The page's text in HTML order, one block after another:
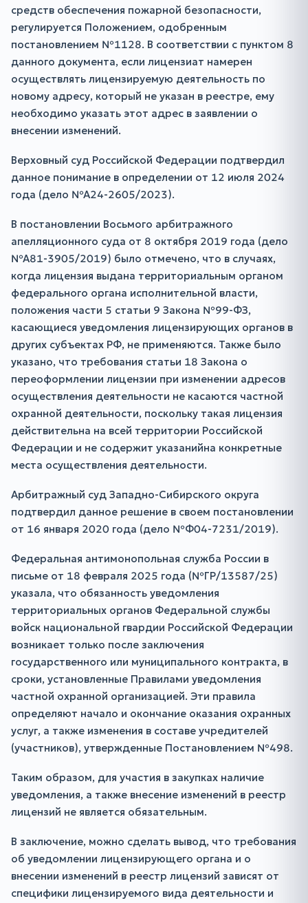
средств обеспечения пожарной безопасности,
регулируется Положением, одобренным
постановлением №1128. В соответствии с пунктом 8
данного документа, если лицензиат намерен
осуществлять лицензируемую деятельность по
новому адресу, который не указан в реестре, ему
необходимо указать этот адрес в заявлении о
внесении изменений.
Верховный суд Российской Федерации подтвердил
данное понимание в определении от 12 июля 2024
года (дело №А24-2605/2023).
В постановлении Восьмого арбитражного
апелляционного суда от 8 октября 2019 года (дело
№А81-3905/2019) было отмечено, что в случаях,
когда лицензия выдана территориальным органом
федерального органа исполнительной власти,
положения части 5 статьи 9 Закона №99-ФЗ,
касающиеся уведомления лицензирующих органов в
других субъектах РФ, не применяются. Также было
указано, что требования статьи 18 Закона о
переоформлении лицензии при изменении адресов
осуществления деятельности не касаются частной
охранной деятельности, поскольку такая лицензия
действительна на всей территории Российской
Федерации и не содержит указанийна конкретные
места осуществления деятельности.
Арбитражный суд Западно-Сибирского округа
подтвердил данное решение в своем постановлении
от 16 января 2020 года (дело №Ф04-7231/2019).
Федеральная антимонопольная служба России в
письме от 18 февраля 2025 года (№ГР/13587/25)
указала, что обязанность уведомления
территориальных органов Федеральной службы
войск национальной гвардии Российской Федерации
возникает только после заключения
государственного или муниципального контракта, в
сроки, установленные Правилами уведомления
частной охранной организацией. Эти правила
определяют начало и окончание оказания охранных
услуг, а также изменения в составе учредителей
(участников), утвержденные Постановлением №498.
Таким образом, для участия в закупках наличие
уведомления, а также внесение изменений в реестр
лицензий не является обязательным.
В заключение, можно сделать вывод, что требования
об уведомлении лицензирующего органа и о
внесении изменений в реестр лицензий зависят от
специфики лицензируемого вида деятельности и